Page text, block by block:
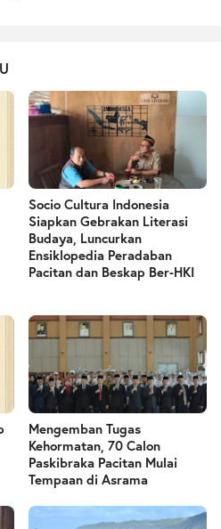
Socio Cultura Indonesia
Siapkan Gebrakan Literasi
Budaya, Luncurkan
Ensiklopedia Peradaban
Pacitan dan Beskap Ber-HKI
Mengemban Tugas
Kehormatan, 70 Calon
Paskibraka Pacitan Mulai
Tempaan di Asrama